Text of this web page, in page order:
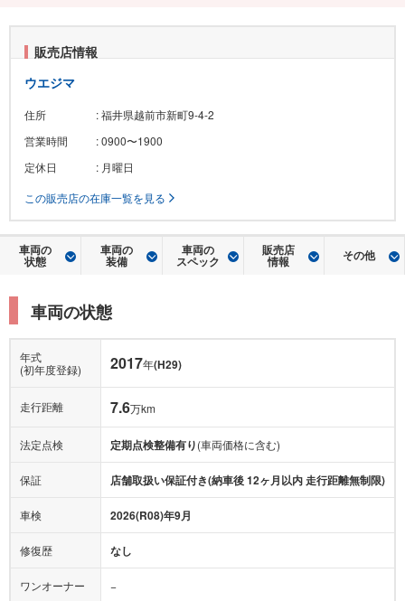
販売店情報
ウエジマ
住所
: 福井県越前市新町9-4-2
営業時間
: 0900〜1900
定休日
: 月曜日
この販売店の在庫一覧を見る
車両の
状態
車両の
装備
車両の
スペック
販売店
情報 その他
車両の状態
年式
(初年度登録)
2017年(H29)
走行距離 7.6万km
法定点検 定期点検整備有り(車両価格に含む)
保証 店舗取扱い保証付き(納車後 12ヶ月以内 走行距離無制限)
車検 2026(R08)年9月
修復歴 なし
ワンオーナー −